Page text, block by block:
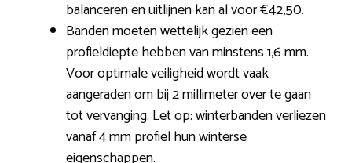
balanceren en uitlijnen kan al voor €42,50.
Banden moeten wettelijk gezien een
profieldiepte hebben van minstens 1,6 mm.
Voor optimale veiligheid wordt vaak
aangeraden om bij 2 millimeter over te gaan
tot vervanging. Let op: winterbanden verliezen
vanaf 4 mm profiel hun winterse
eigenschappen.